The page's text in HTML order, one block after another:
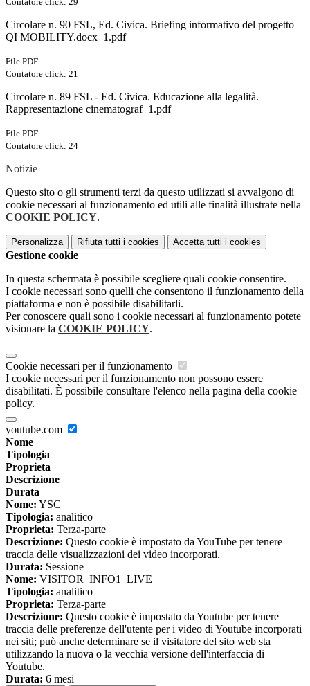
Circolare n. 90 FSL, Ed. Civica. Briefing informativo del progetto
QI MOBILITY.docx_1.pdf
File PDF
Contatore click: 21
Circolare n. 89 FSL - Ed. Civica. Educazione alla legalità.
Rappresentazione cinematograf_1.pdf
File PDF
Contatore click: 24
Notizie
Questo sito o gli strumenti terzi da questo utilizzati si avvalgono di
cookie necessari al funzionamento ed utili alle finalità illustrate nella
COOKIE POLICY.
Personalizza Rifiuta tutti i cookies Accetta tutti i cookies
Gestione cookie
In questa schermata è possibile scegliere quali cookie consentire.
I cookie necessari sono quelli che consentono il funzionamento della
piattaforma e non è possibile disabilitarli.
Per conoscere quali sono i cookie necessari al funzionamento potete
visionare la COOKIE POLICY.
Cookie necessari per il funzionamento
I cookie necessari per il funzionamento non possono essere
disabilitati. È possibile consultare l'elenco nella pagina della cookie
policy.
youtube.com
Nome
Tipologia
Proprieta
Descrizione
Durata
Nome: YSC
Tipologia: analitico
Proprieta: Terza-parte
Descrizione: Questo cookie è impostato da YouTube per tenere
traccia delle visualizzazioni dei video incorporati.
Durata: Sessione
Nome: VISITOR_INFO1_LIVE
Tipologia: analitico
Proprieta: Terza-parte
Descrizione: Questo cookie è impostato da Youtube per tenere
traccia delle preferenze dell'utente per i video di Youtube incorporati
nei siti; può anche determinare se il visitatore del sito web sta
utilizzando la nuova o la vecchia versione dell'interfaccia di
Youtube.
Durata: 6 mesi